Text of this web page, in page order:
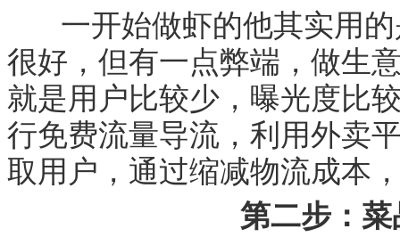
一开始做虾的他其实用的
很好，但有一点弊端，做生
就是用户比较少，曝光度比
行免费流量导流，利用外卖
取用户，通过缩减物流成本
第二步：